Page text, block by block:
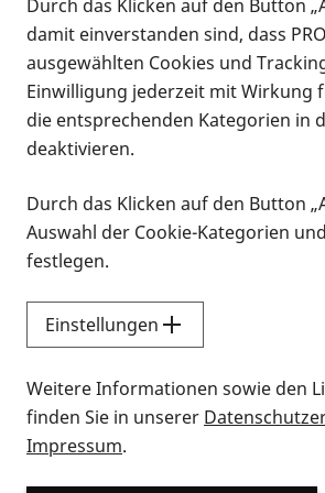
Infomaterial
Infomaterial
Vorlesen
Alle
Sie möchten
Durch das Klicken auf den Button
damit einverstanden sind, dass
ausgewählten Cookies und
Einwilligung jederzeit mit Wirkung
die entsprechenden Kategorien in
deaktivieren.
Durch das Klicken auf den Button
Auswahl der Cookie-Kategorien
festlegen.
Einstellungen
Weitere Informationen sowie den
finden Sie in unserer
Impressum.